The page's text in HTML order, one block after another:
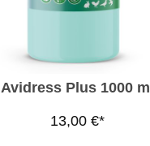
Avidress Plus 1000 ml
13,00 €*